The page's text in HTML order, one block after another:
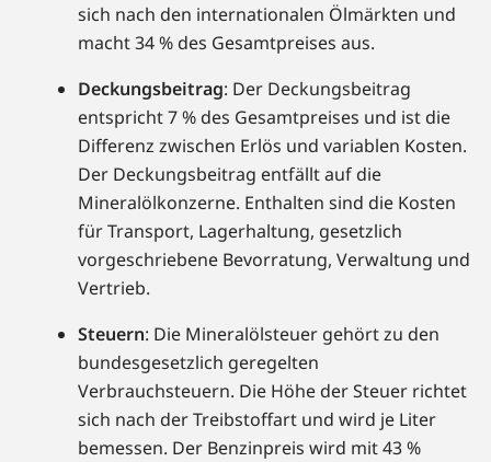
sich nach den internationalen Ölmärkten und
macht 34 % des Gesamtpreises aus.
Deckungsbeitrag: Der Deckungsbeitrag
entspricht 7 % des Gesamtpreises und ist die
Differenz zwischen Erlös und variablen Kosten.
Der Deckungsbeitrag entfällt auf die
Mineralölkonzerne. Enthalten sind die Kosten
für Transport, Lagerhaltung, gesetzlich
vorgeschriebene Bevorratung, Verwaltung und
Vertrieb.
Steuern: Die Mineralölsteuer gehört zu den
bundesgesetzlich geregelten
Verbrauchsteuern. Die Höhe der Steuer richtet
sich nach der Treibstoffart und wird je Liter
bemessen. Der Benzinpreis wird mit 43 %